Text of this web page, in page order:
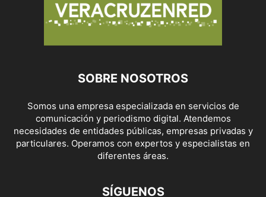
SOBRE NOSOTROS
Somos una empresa especializada en servicios de
comunicación y periodismo digital. Atendemos
necesidades de entidades públicas, empresas privadas y
particulares. Operamos con expertos y especialistas en
diferentes áreas.
SÍGUENOS